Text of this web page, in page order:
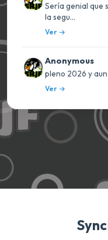
Sería genial que
la segu...
Ver
Anonymous
pleno 2026 y
Ver